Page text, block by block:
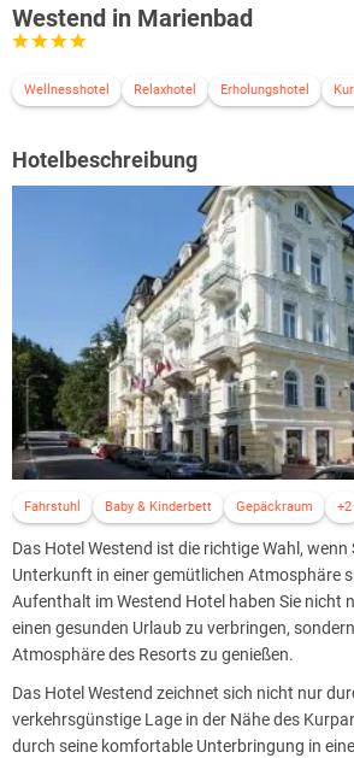
Westend in Marienbad
Wellnesshotel Relaxhotel Erholungshotel
Hotelbeschreibung
Fahrstuhl Baby & Kinderbett Gepäckraum +2
Das Hotel Westend ist die richtige Wahl,
Unterkunft in einer gemütlichen Atmosphäre
Aufenthalt im Westend Hotel haben Sie nicht
einen gesunden Urlaub zu verbringen,
Atmosphäre des Resorts zu genießen.
Das Hotel Westend zeichnet sich nicht nur
verkehrsgünstige Lage in der Nähe des
durch seine komfortable Unterbringung in